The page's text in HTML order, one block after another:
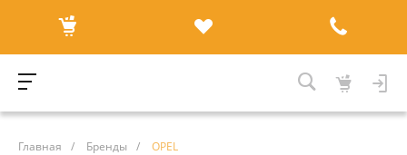
Главная / Бренды / OPEL